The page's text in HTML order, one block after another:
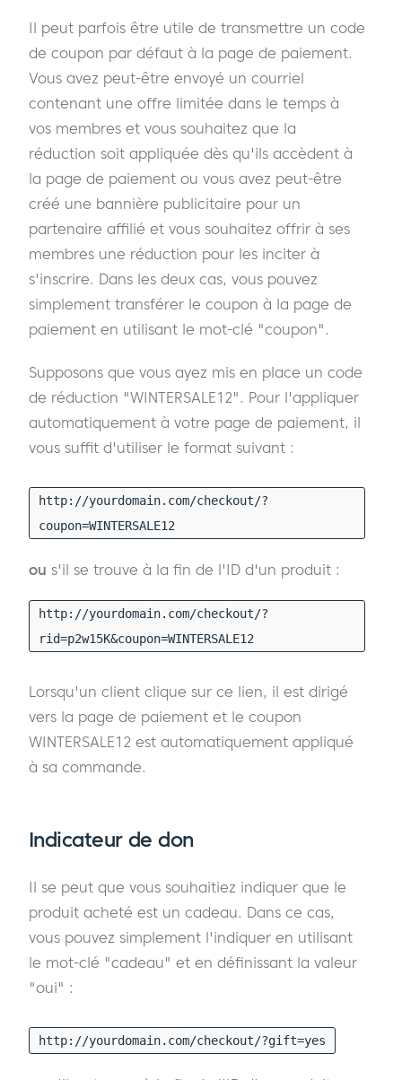
Il peut parfois être utile de transmettre un code
de coupon par défaut à la page de paiement.
Vous avez peut-être envoyé un courriel
contenant une offre limitée dans le temps à
vos membres et vous souhaitez que la
réduction soit appliquée dès qu'ils accèdent à
la page de paiement ou vous avez peut-être
créé une bannière publicitaire pour un
partenaire affilié et vous souhaitez offrir à ses
membres une réduction pour les inciter à
s'inscrire. Dans les deux cas, vous pouvez
simplement transférer le coupon à la page de
paiement en utilisant le mot-clé "coupon".
Supposons que vous ayez mis en place un code
de réduction "WINTERSALE12". Pour l'appliquer
automatiquement à votre page de paiement, il
vous suffit d'utiliser le format suivant :
http://yourdomain.com/checkout/?
coupon=WINTERSALE12
ou s'il se trouve à la fin de l'ID d'un produit :
http://yourdomain.com/checkout/?
rid=p2w15K&coupon=WINTERSALE12
Lorsqu'un client clique sur ce lien, il est dirigé
vers la page de paiement et le coupon
WINTERSALE12 est automatiquement appliqué
à sa commande.
Indicateur de don
Il se peut que vous souhaitiez indiquer que le
produit acheté est un cadeau. Dans ce cas,
vous pouvez simplement l'indiquer en utilisant
le mot-clé "cadeau" et en définissant la valeur
"oui" :
http://yourdomain.com/checkout/?gift=yes